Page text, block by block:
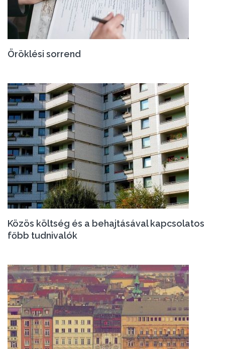
Öröklési sorrend
Közös költség és a behajtásával kapcsolatos
főbb tudnivalók